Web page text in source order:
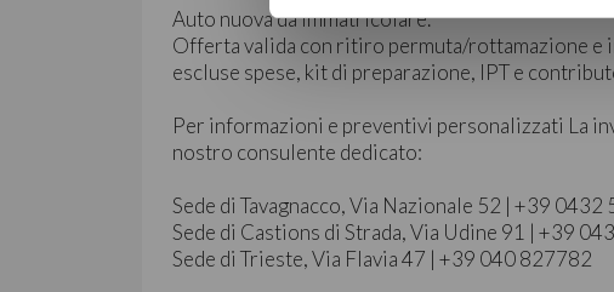
Auto nuova da immatricolare.
Offerta valida con ritiro permuta/rottamazione
escluse spese, kit di preparazione, IPT e
Per informazioni e preventivi personalizzati La
nostro consulente dedicato:
Sede di Tavagnacco, Via Nazionale 52 | +39 0432
Sede di Castions di Strada, Via Udine 91 | +39
Sede di Trieste, Via Flavia 47 | +39 040 827782